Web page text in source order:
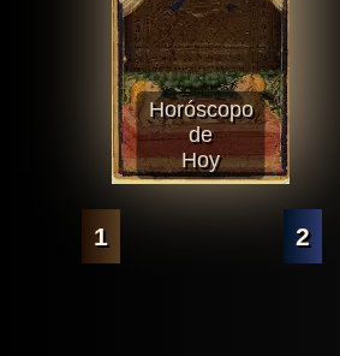
Horóscopo
de
Hoy
1 2